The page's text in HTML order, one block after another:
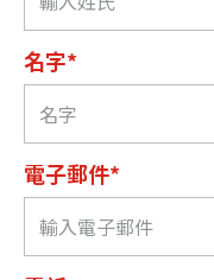
名字*
電子郵件*